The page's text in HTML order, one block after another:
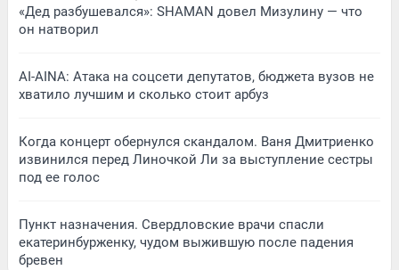
«Дед разбушевался»: SHAMAN довел Мизулину — что
он натворил
AI-AINA: Атака на соцсети депутатов, бюджета вузов не
хватило лучшим и сколько стоит арбуз
Когда концерт обернулся скандалом. Ваня Дмитриенко
извинился перед Линочкой Ли за выступление сестры
под ее голос
Пункт назначения. Свердловские врачи спасли
екатеринбурженку, чудом выжившую после падения
бревен